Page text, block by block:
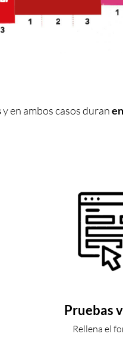
y en ambos casos duran
Pruebas
Rellena el